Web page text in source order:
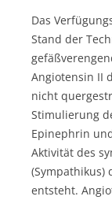
Das
Stand der
Angiotensin II
nicht
Stimulierung
Epinephrin
Aktivität des
entsteht.